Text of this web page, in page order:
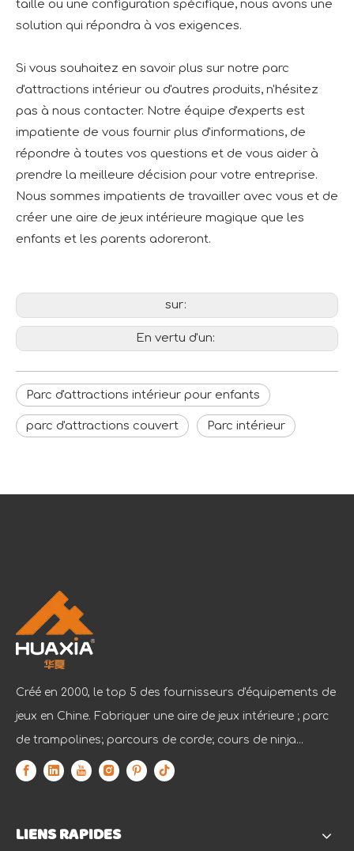
taille ou une configuration spécifique, nous avons une
solution qui répondra à vos exigences.
Si vous souhaitez en savoir plus sur notre parc
d'attractions intérieur ou d'autres produits, n'hésitez
pas à nous contacter. Notre équipe d'experts est
impatiente de vous fournir plus d'informations, de
répondre à toutes vos questions et de vous aider à
prendre la meilleure décision pour votre entreprise.
Nous sommes impatients de travailler avec vous et de
créer une aire de jeux intérieure magique que les
enfants et les parents adoreront.
sur:
En vertu d'un:
Parc d'attractions intérieur pour enfants
parc d'attractions couvert Parc intérieur
Créé en 2000, le top 5 des fournisseurs d'équipements de
jeux en Chine. Fabriquer une aire de jeux intérieure ; parc
de trampolines; parcours de corde; cours de ninja...
LIENS RAPIDES